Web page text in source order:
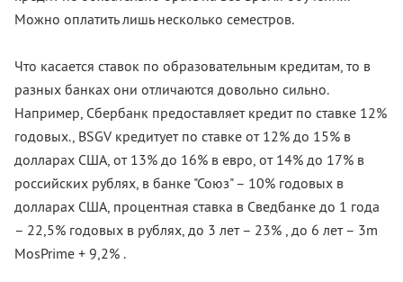
Можно оплатить лишь несколько семестров.
Что касается ставок по образовательным кредитам, то в
разных банках они отличаются довольно сильно.
Например, Сбербанк предоставляет кредит по ставке 12%
годовых., BSGV кредитует по ставке от 12% до 15% в
долларах США, от 13% до 16% в евро, от 14% до 17% в
российских рублях, в банке "Союз" – 10% годовых в
долларах США, процентная ставка в Сведбанке до 1 года
– 22,5% годовых в рублях, до 3 лет – 23% , до 6 лет – 3m
MosPrime + 9,2% .